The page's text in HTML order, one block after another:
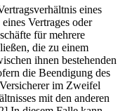
eines
Vertrages oder
für mehrere
die zu einem
ihnen bestehenden
die Beendigung des
im Zweifel
mit den anderen